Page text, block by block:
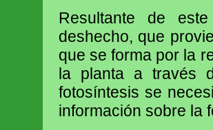
Resultante de
deshecho, que
que se forma por la
la planta a través
fotosíntesis se
información sobre la